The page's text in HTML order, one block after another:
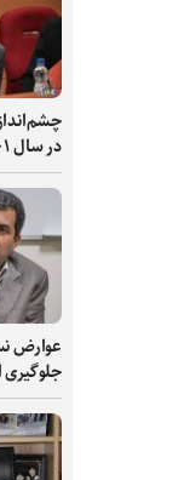
در سال ۱۴۰۱
عوارض